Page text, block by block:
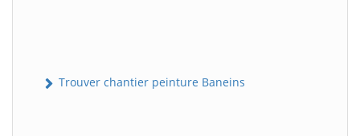
Trouver chantier peinture Baneins